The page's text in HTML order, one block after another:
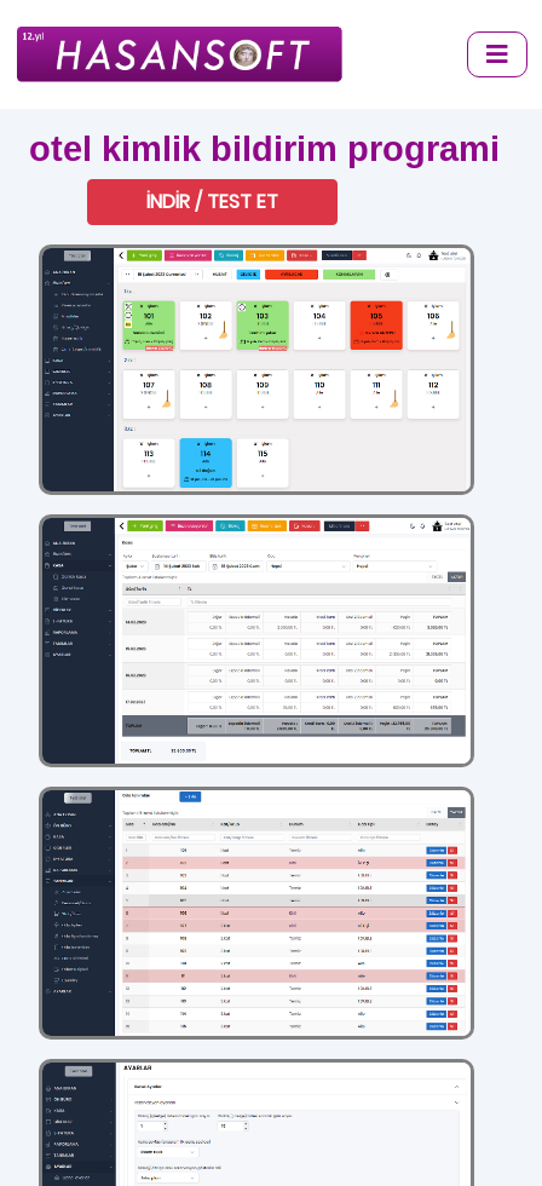
otel kimlik bildirim programi
İNDİR / TEST ET